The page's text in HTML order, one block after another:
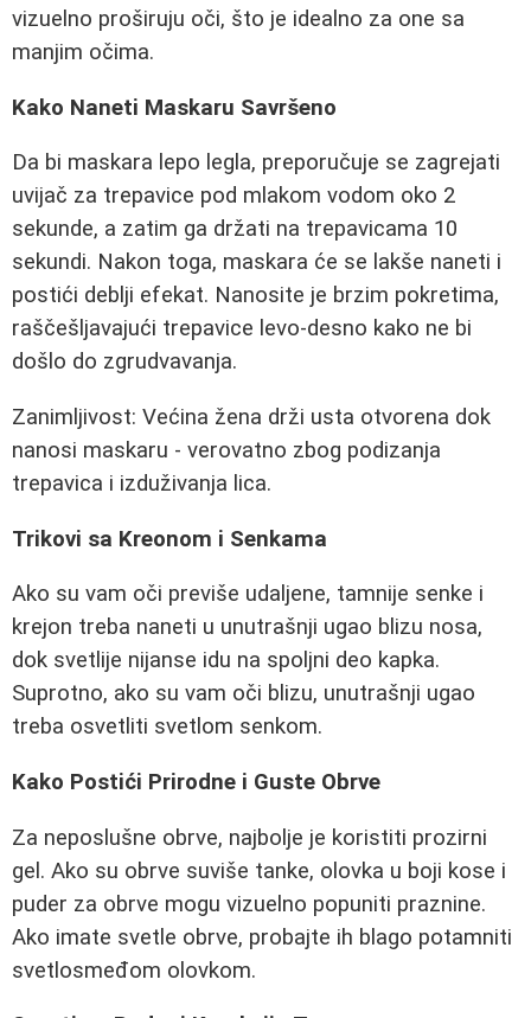
vizuelno proširuju oči, što je idealno za one sa
manjim očima.
Kako Naneti Maskaru Savršeno
Da bi maskara lepo legla, preporučuje se zagrejati
uvijač za trepavice pod mlakom vodom oko 2
sekunde, a zatim ga držati na trepavicama 10
sekundi. Nakon toga, maskara će se lakše naneti i
postići deblji efekat. Nanosite je brzim pokretima,
raščešljavajući trepavice levo-desno kako ne bi
došlo do zgrudvavanja.
Zanimljivost: Većina žena drži usta otvorena dok
nanosi maskaru - verovatno zbog podizanja
trepavica i izduživanja lica.
Trikovi sa Kreonom i Senkama
Ako su vam oči previše udaljene, tamnije senke i
krejon treba naneti u unutrašnji ugao blizu nosa,
dok svetlije nijanse idu na spoljni deo kapka.
Suprotno, ako su vam oči blizu, unutrašnji ugao
treba osvetliti svetlom senkom.
Kako Postići Prirodne i Guste Obrve
Za neposlušne obrve, najbolje je koristiti prozirni
gel. Ako su obrve suviše tanke, olovka u boji kose i
puder za obrve mogu vizuelno popuniti praznine.
Ako imate svetle obrve, probajte ih blago potamniti
svetlosmeđom olovkom.